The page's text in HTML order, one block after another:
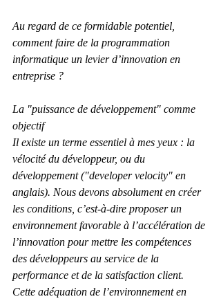
Au regard de ce formidable potentiel,
comment faire de la programmation
informatique un levier d’innovation en
entreprise ?
La "puissance de développement" comme
objectif
Il existe un terme essentiel à mes yeux : la
vélocité du développeur, ou du
développement ("developer velocity" en
anglais). Nous devons absolument en créer
les conditions, c’est-à-dire proposer un
environnement favorable à l’accélération de
l’innovation pour mettre les compétences
des développeurs au service de la
performance et de la satisfaction client.
Cette adéquation de l’environnement en